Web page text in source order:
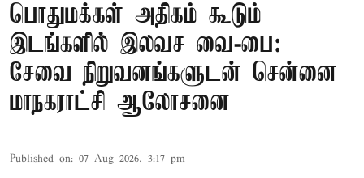
பொதுமக்கள் அதிகம் கூடும்
இடங்களில் இலவச வை-பை:
சேவை நிறுவனங்களுடன் சென்னை
மாநகராட்சி ஆலோசனை
Published on: 07 Aug 2026, 3:17 pm